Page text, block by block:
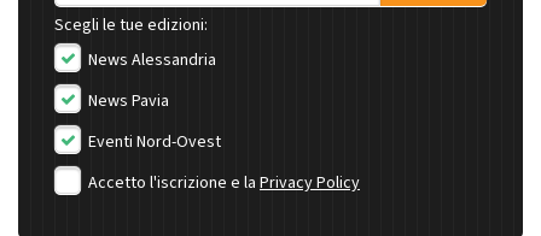
Scegli le tue edizioni:
News Alessandria
News Pavia
Eventi Nord-Ovest
Accetto l'iscrizione e la Privacy Policy